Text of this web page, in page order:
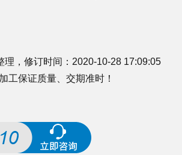
理，修订时间：2020-10-28 17:09:05
工保证质量、交期准时！